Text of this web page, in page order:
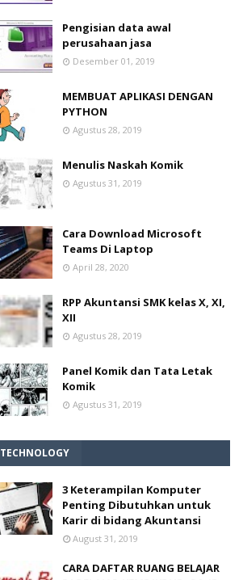
Pengisian data awal
perusahaan jasa
Desember 01, 2019
MEMBUAT APLIKASI DENGAN
PYTHON
Agustus 28, 2019
Menulis Naskah Komik
Agustus 31, 2019
Cara Download Microsoft
Teams Di Laptop
April 28, 2020
RPP Akuntansi SMK kelas X, XI,
XII
Agustus 28, 2019
Panel Komik dan Tata Letak
Komik
Agustus 31, 2019
TECHNOLOGY
3 Keterampilan Komputer
Penting Dibutuhkan untuk
Karir di bidang Akuntansi
August 31, 2019
CARA DAFTAR RUANG BELAJAR